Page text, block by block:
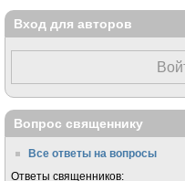
Вход для авторов
Вопрос священнику
Все ответы на вопросы
Ответы священников: